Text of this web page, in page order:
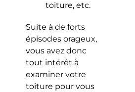
toiture, etc.
Suite à de forts
épisodes orageux,
vous avez donc
tout intérêt à
examiner votre
toiture pour vous